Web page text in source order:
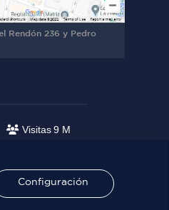
Rendón 236 y Pedro
Visitas9 M
Configuración